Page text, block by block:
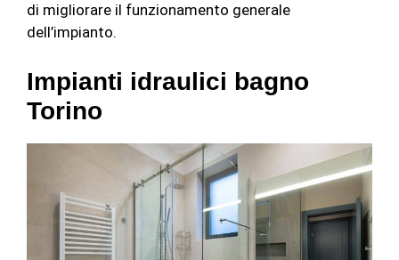
di migliorare il funzionamento generale
dell’impianto.
Impianti idraulici bagno
Torino